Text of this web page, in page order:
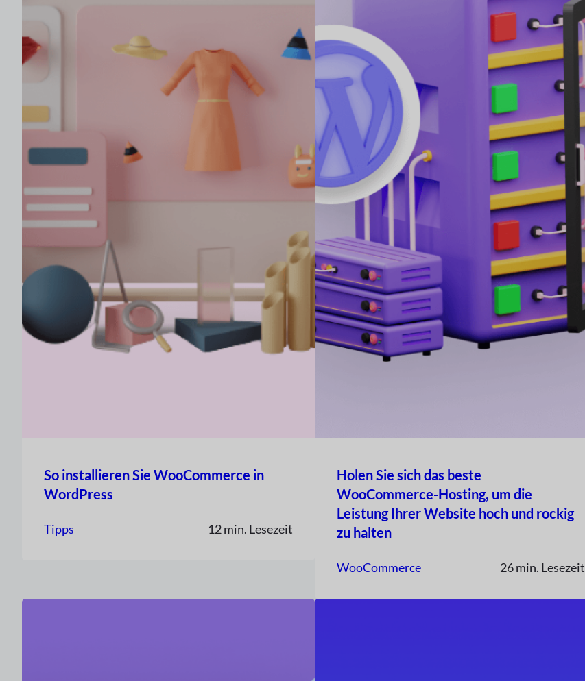
So installieren Sie WooCommerce in
WordPress
Tipps 12 min. Lesezeit
Holen Sie sich das beste
WooCommerce-Hosting, um die
Leistung Ihrer Website hoch und rockig
zu halten
WooCommerce 26 min. Lesezeit